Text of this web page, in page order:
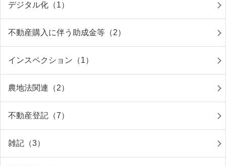
デジタル化（1）
不動産購入に伴う助成金等（2）
インスペクション（1）
農地法関連（2）
不動産登記（7）
雑記（3）